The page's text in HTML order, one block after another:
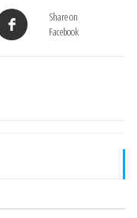
Share on
Facebook